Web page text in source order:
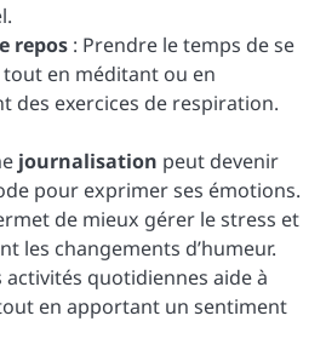
repos : Prendre le temps de se
en méditant ou en
des exercices de respiration.
journalisation peut devenir
pour exprimer ses émotions.
de mieux gérer le stress et
les changements d’humeur.
quotidiennes aide à
en apportant un sentiment